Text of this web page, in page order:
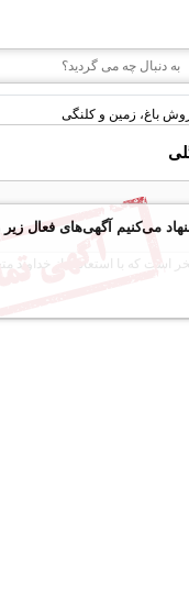
باغ، زمین و کلنگی
است که با استعانت از
می‌کنیم آگهی‌های فعال زیر